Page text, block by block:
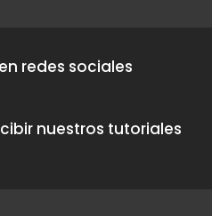
redes sociales
nuestros tutoriales